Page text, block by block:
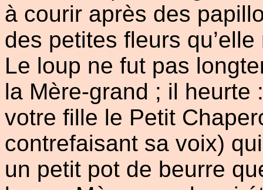
à courir après des
des petites fleurs
Le loup ne fut pas
la Mère-grand ; il heurte
votre fille le Petit
contrefaisant sa voix)
un petit pot de beurre